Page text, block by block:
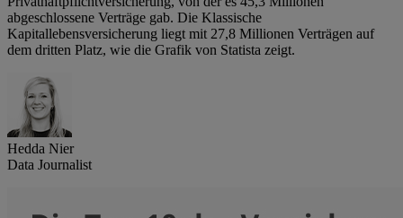
abgeschlossene Verträge gab. Die Klassische
Kapitallebensversicherung liegt mit 27,8 Millionen Verträgen auf
dem dritten Platz, wie die Grafik von Statista zeigt.
Hedda Nier
Data Journalist